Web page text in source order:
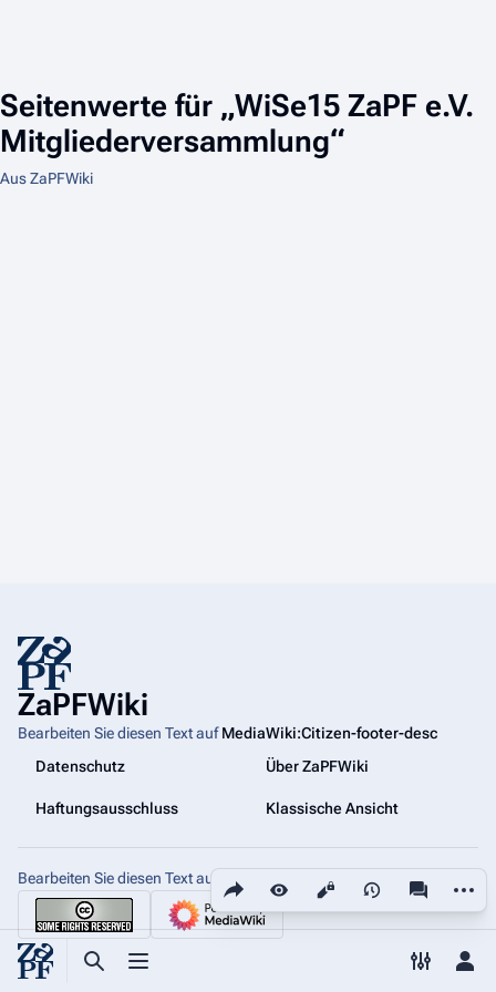
Suche aufrufen
Menü aufrufen Toggle
Seitenwerte für „WiSe15 ZaPF e.V.
Mitgliederversammlung“
Aus ZaPFWiki
Diese Seite teilen
Ansichten
ZaPFWiki
Bearbeiten Sie diesen Text aufMediaWiki:Citizen-footer-desc
Datenschutz
Über ZaPFWiki
Haftungsausschluss Klassische Ansicht
Bearbeiten Sie diesen Text auf MediaWiki:Citizen-footer-tagline